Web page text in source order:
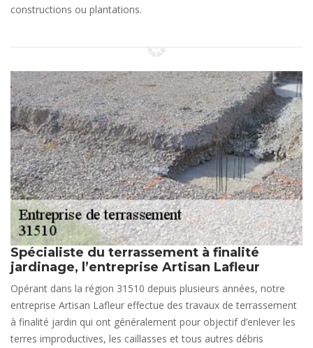
constructions ou plantations.
Spécialiste du terrassement à finalité
jardinage, l’entreprise Artisan Lafleur
Opérant dans la région 31510 depuis plusieurs années, notre
entreprise Artisan Lafleur effectue des travaux de terrassement
à finalité jardin qui ont généralement pour objectif d’enlever les
terres improductives, les caillasses et tous autres débris